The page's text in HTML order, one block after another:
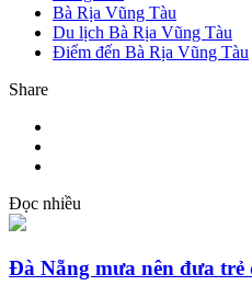
Bà Rịa Vũng Tàu
Du lịch Bà Rịa Vũng Tàu
Điểm đến Bà Rịa Vũng Tàu
Share
Đọc nhiều
Đà Nẵng mưa nên đưa